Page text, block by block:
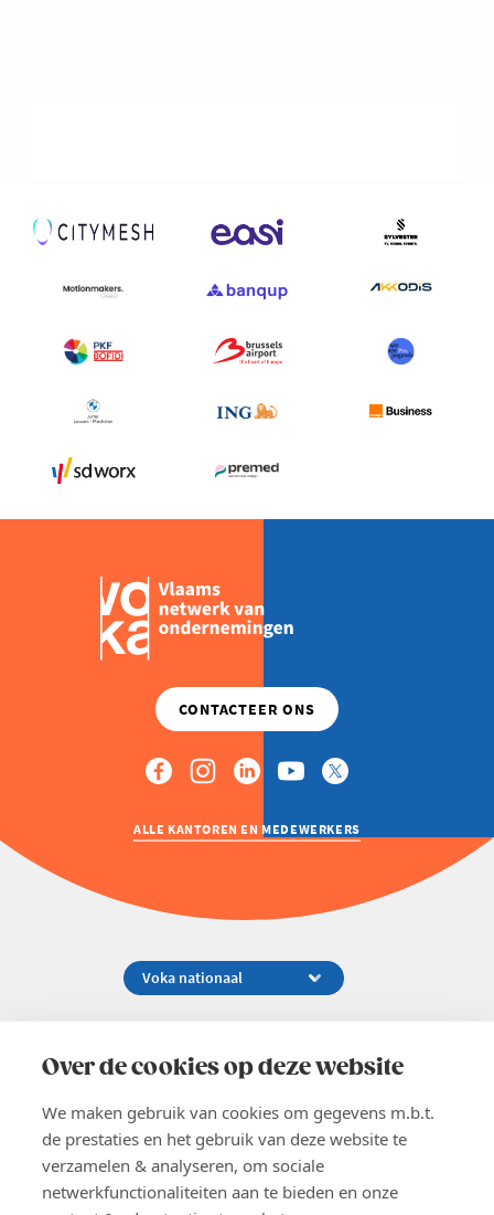
Over de cookies op deze website
We maken gebruik van cookies om gegevens m.b.t.
de prestaties en het gebruik van deze website te
verzamelen & analyseren, om sociale
netwerkfunctionaliteiten aan te bieden en onze
ALLE KANTOREN EN MEDEWERKERS
02 229 81 11